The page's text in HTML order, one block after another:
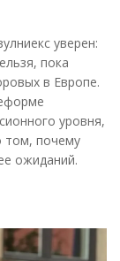
уверен:
пока
в Европе.
уровня,
том, почему
ожиданий.